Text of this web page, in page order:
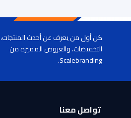
كن أول من يعرف عن أحدث المنتجات،
التخفيضات، والعروض المميزة من
Scalebranding.
تواصل معنا